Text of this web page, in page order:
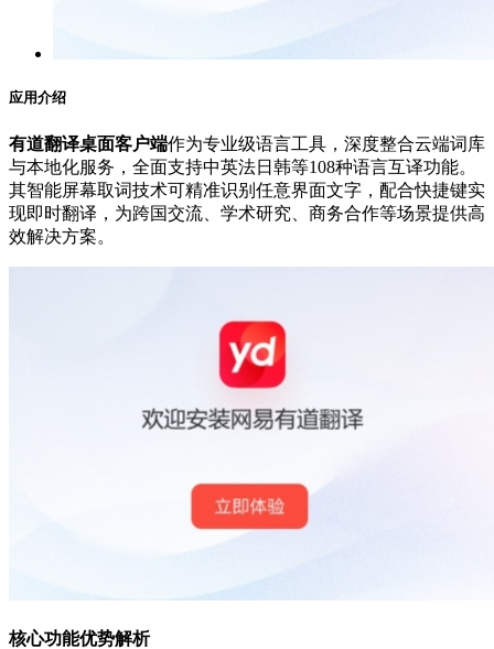
应用介绍
有道翻译桌面客户端作为专业级语言工具，深度整合云端词库
与本地化服务，全面支持中英法日韩等108种语言互译功能。
其智能屏幕取词技术可精准识别任意界面文字，配合快捷键实
现即时翻译，为跨国交流、学术研究、商务合作等场景提供高
效解决方案。
核心功能优势解析